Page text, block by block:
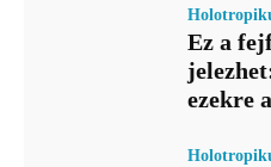
Ez a
ezekre